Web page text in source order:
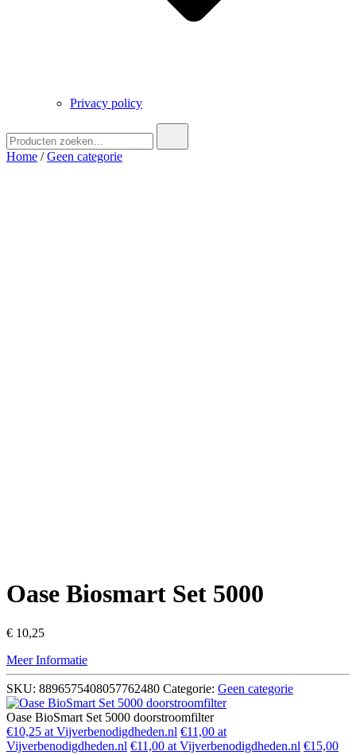
Privacy policy
naar:
Home /Geen categorie
Oase Biosmart Set 5000
€ 10,25
Meer Informatie
SKU: 8896575408057762480 Categorie: Geen categorie
Oase BioSmart Set 5000 doorstroomfilter
€10,25 at Vijverbenodigdheden.nl €11,00 at
Vijverbenodigdheden.nl €11,00 at Vijverbenodigdheden.nl €15,00